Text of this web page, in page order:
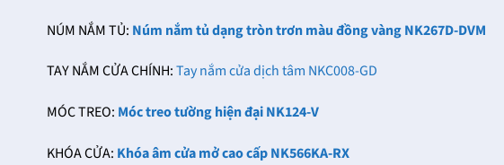
NÚM NẮM TỦ: Núm nắm tủ dạng tròn trơn màu đồng vàng NK267D-DVM
TAY NẮM CỬA CHÍNH:Tay nắm cửa dịch tâm NKC008-GD
MÓC TREO: Móc treo tường hiện đại NK124-V
KHÓA CỬA: Khóa âm cửa mở cao cấp NK566KA-RX